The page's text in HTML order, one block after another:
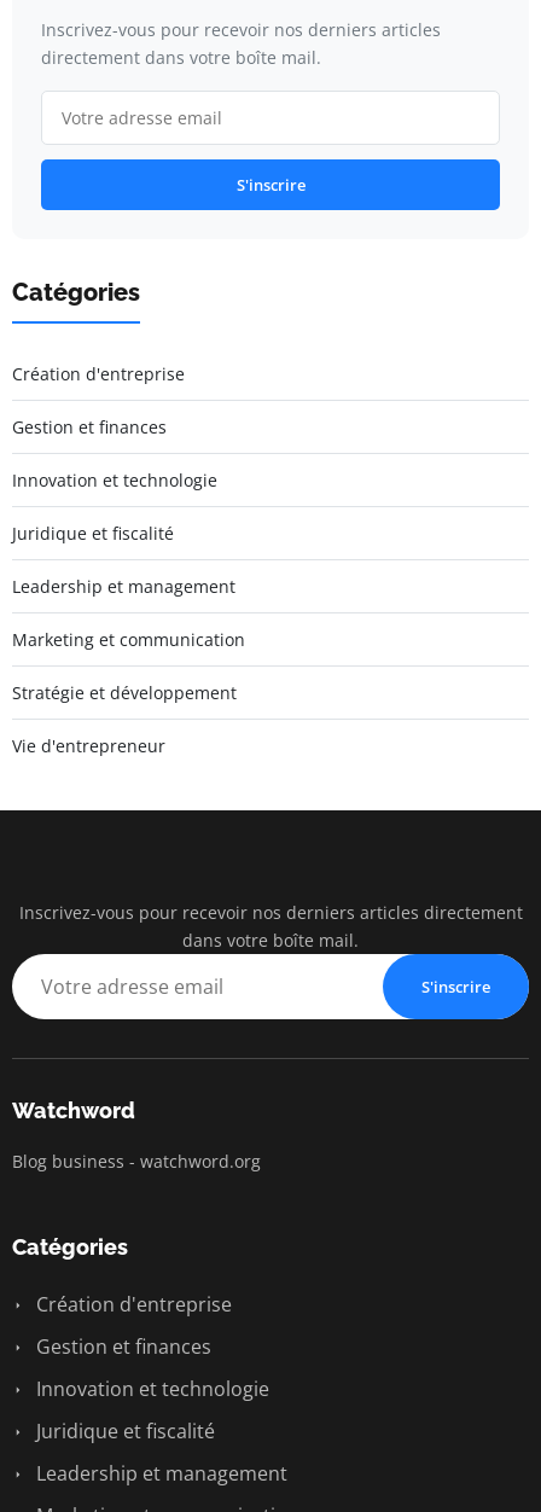
Inscrivez-vous pour recevoir nos derniers articles
directement dans votre boîte mail.
S'inscrire
Catégories
Création d'entreprise
Gestion et finances
Innovation et technologie
Juridique et fiscalité
Leadership et management
Marketing et communication
Stratégie et développement
Vie d'entrepreneur
BUSINESS
Inscrivez-vous pour recevoir nos derniers articles directement
dans votre boîte mail.
S'inscrire
Watchword
Blog business - watchword.org
Catégories
Création d'entreprise
Gestion et finances
Innovation et technologie
Juridique et fiscalité
Leadership et management